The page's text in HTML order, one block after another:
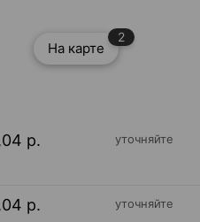
На карте
2
р. уточняйте
р. уточняйте